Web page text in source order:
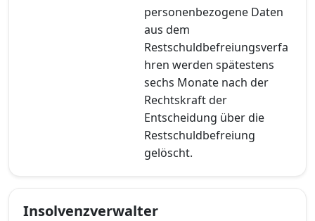
personenbezogene Daten
aus dem
Restschuldbefreiungsverfa
hren werden spätestens
sechs Monate nach der
Rechtskraft der
Entscheidung über die
Restschuldbefreiung
gelöscht.
Insolvenzverwalter